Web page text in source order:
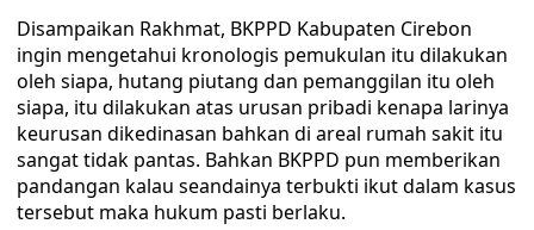
Disampaikan Rakhmat, BKPPD Kabupaten Cirebon
ingin mengetahui kronologis pemukulan itu dilakukan
oleh siapa, hutang piutang dan pemanggilan itu oleh
siapa, itu dilakukan atas urusan pribadi kenapa larinya
keurusan dikedinasan bahkan di areal rumah sakit itu
sangat tidak pantas. Bahkan BKPPD pun memberikan
pandangan kalau seandainya terbukti ikut dalam kasus
tersebut maka hukum pasti berlaku.